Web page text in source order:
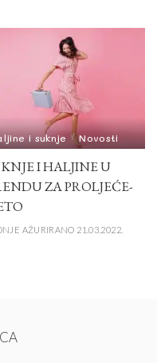
i suknje Novosti
I HALJINE U
ZA PROLJEĆE-
AŽURIRANO 21.03.2022.